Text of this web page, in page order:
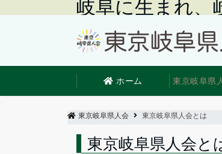
岐阜に生まれ、
ホーム 東京岐阜県
東京岐阜県人会 東京岐阜県人会とは
東京岐阜県人会と